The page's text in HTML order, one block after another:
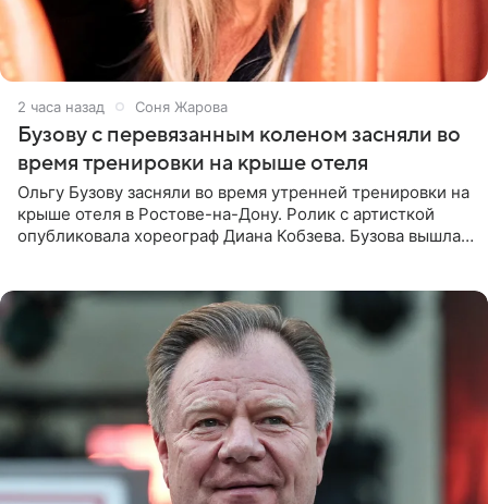
2 часа назад Соня Жарова
Бузову с перевязанным коленом засняли во
время тренировки на крыше отеля
Ольгу Бузову засняли во время утренней тренировки на
крыше отеля в Ростове-на-Дону. Ролик с артисткой
опубликовала хореограф Диана Кобзева. Бузова вышла